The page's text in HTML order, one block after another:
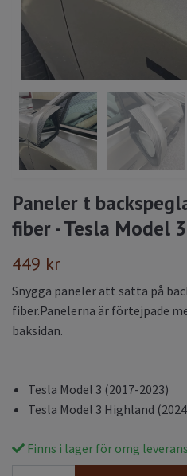
Paneler t
fiber - Tesla Model 3
449 kr
Snygga paneler att sätta på
fiber.Panelerna är förtejpade
baksidan.
Tesla Model 3 (2017-2023)
Tesla Model 3 Highland
Finns i lager för omg leverans